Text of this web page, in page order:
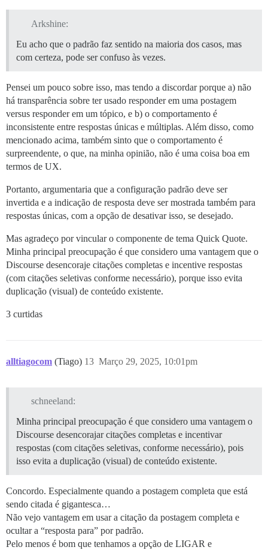
Arkshine:
Eu acho que o padrão faz sentido na maioria dos casos, mas
com certeza, pode ser confuso às vezes.
Pensei um pouco sobre isso, mas tendo a discordar porque a) não
há transparência sobre ter usado responder em uma postagem
versus responder em um tópico, e b) o comportamento é
inconsistente entre respostas únicas e múltiplas. Além disso, como
mencionado acima, também sinto que o comportamento é
surpreendente, o que, na minha opinião, não é uma coisa boa em
termos de UX.
Portanto, argumentaria que a configuração padrão deve ser
invertida e a indicação de resposta deve ser mostrada também para
respostas únicas, com a opção de desativar isso, se desejado.
Mas agradeço por vincular o componente de tema Quick Quote.
Minha principal preocupação é que considero uma vantagem que o
Discourse desencoraje citações completas e incentive respostas
(com citações seletivas conforme necessário), porque isso evita
duplicação (visual) de conteúdo existente.
3 curtidas
alltiagocom (Tiago) Março 29, 2025, 10:01pm
13
schneeland:
Minha principal preocupação é que considero uma vantagem o
Discourse desencorajar citações completas e incentivar
respostas (com citações seletivas, conforme necessário), pois
isso evita a duplicação (visual) de conteúdo existente.
Concordo. Especialmente quando a postagem completa que está
sendo citada é gigantesca…
Não vejo vantagem em usar a citação da postagem completa e
ocultar a “resposta para” por padrão.
Pelo menos é bom que tenhamos a opção de LIGAR e